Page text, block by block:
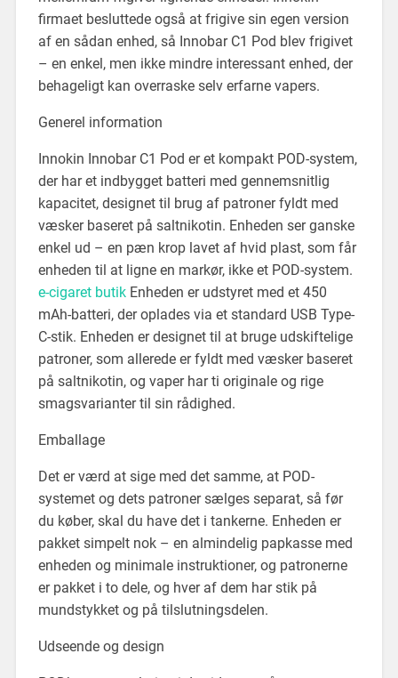
firmaet besluttede også at frigive sin egen version
af en sådan enhed, så Innobar C1 Pod blev frigivet
– en enkel, men ikke mindre interessant enhed, der
behageligt kan overraske selv erfarne vapers.
Generel information
Innokin Innobar C1 Pod er et kompakt POD-system,
der har et indbygget batteri med gennemsnitlig
kapacitet, designet til brug af patroner fyldt med
væsker baseret på saltnikotin. Enheden ser ganske
enkel ud – en pæn krop lavet af hvid plast, som får
enheden til at ligne en markør, ikke et POD-system.
e-cigaret butikEnheden er udstyret med et 450
mAh-batteri, der oplades via et standard USB Type-
C-stik. Enheden er designet til at bruge udskiftelige
patroner, som allerede er fyldt med væsker baseret
på saltnikotin, og vaper har ti originale og rige
smagsvarianter til sin rådighed.
Emballage
Det er værd at sige med det samme, at POD-
systemet og dets patroner sælges separat, så før
du køber, skal du have det i tankerne. Enheden er
pakket simpelt nok – en almindelig papkasse med
enheden og minimale instruktioner, og patronerne
er pakket i to dele, og hver af dem har stik på
mundstykket og på tilslutningsdelen.
Udseende og design